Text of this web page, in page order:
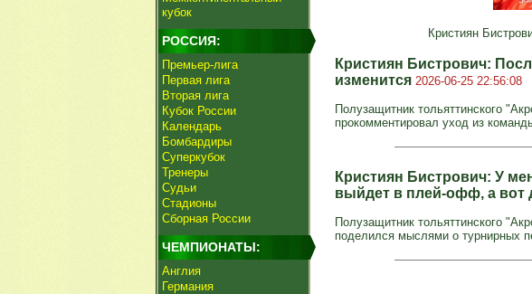
кубок
РОССИЯ:
Премьер-лига
Первая лига
Вторая лига
Кубок России
Календарь
Бомбардиры
Суперкубок
Тренеры
Судьи
Стадионы
Сборная России
ЧЕМПИОНАТЫ:
Англия
Германия
Кристиян
Кристиян Бистрович:
изменится 2026-06-25 22:56:08
Полузащитник тольяттинского
прокомментировал уход из
Кристиян Бистрович: У
выйдет в плей-офф, а вот
Полузащитник тольяттинского
поделился мыслями о турнирных